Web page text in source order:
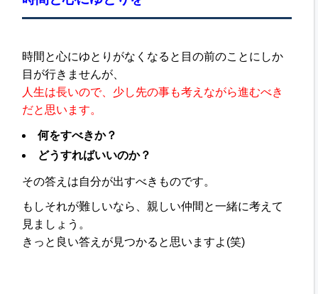
時間と心にゆとりがなくなると目の前のことにしか
目が行きませんが、
人生は長いので、少し先の事も考えながら進むべき
だと思います。
何をすべきか？
どうすればいいのか？
その答えは自分が出すべきものです。
もしそれが難しいなら、親しい仲間と一緒に考えて
見ましょう。
きっと良い答えが見つかると思いますよ(笑)